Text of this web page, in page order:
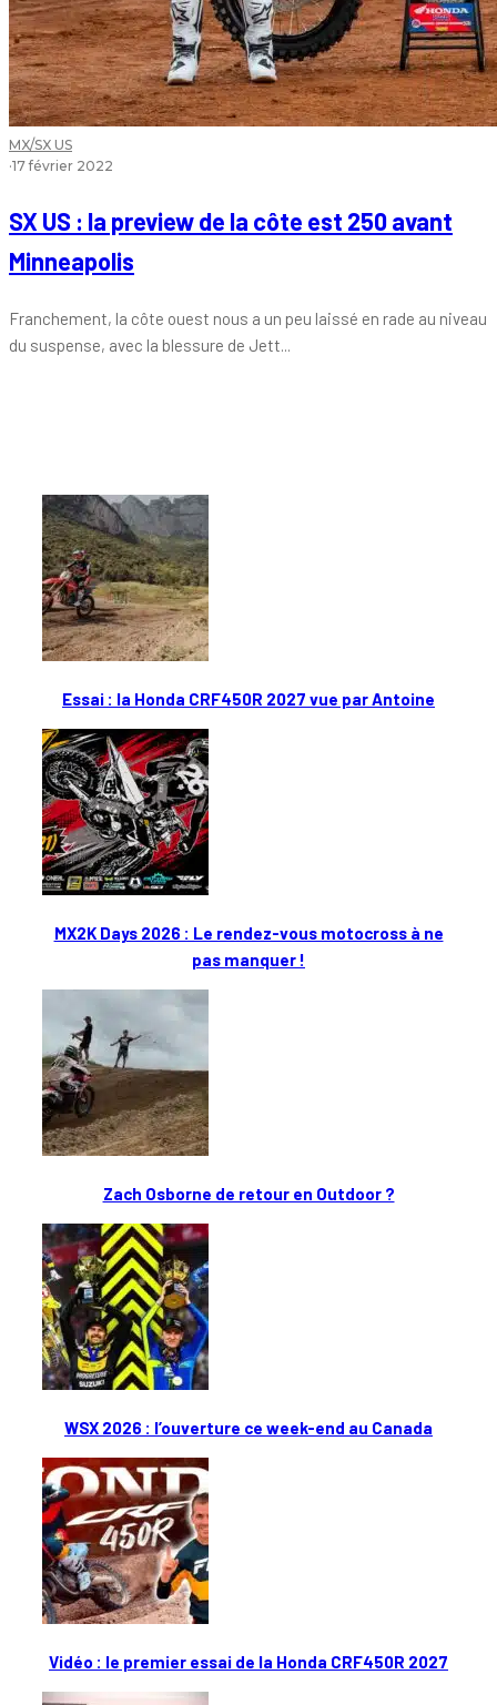
MX/SX US
·17 février 2022
SX US : la preview de la côte est 250 avant
Minneapolis
Franchement, la côte ouest nous a un peu laissé en rade au niveau
du suspense, avec la blessure de Jett...
Essai : la Honda CRF450R 2027 vue par Antoine
MX2K Days 2026 : Le rendez-vous motocross à ne
pas manquer !
Zach Osborne de retour en Outdoor ?
WSX 2026 : l’ouverture ce week-end au Canada
Vidéo : le premier essai de la Honda CRF450R 2027